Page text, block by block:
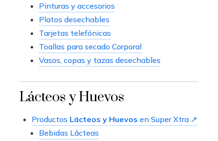
Pinturas y accesorios
Platos desechables
Tarjetas telefónicas
Toallas para secado Corporal
Vasos, copas y tazas desechables
Lácteos y Huevos
Productos Lácteos y Huevos en Super Xtra ↗
Bebidas Lácteas